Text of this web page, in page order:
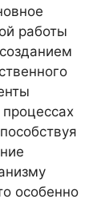
работы
особенно